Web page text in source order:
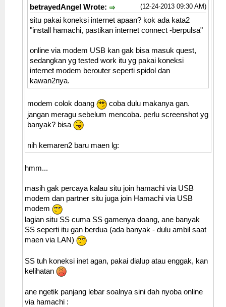
(12-24-2013 09:30 AM)
betrayedAngel Wrote:
situ pakai koneksi internet apaan? kok ada kata2
"install hamachi, pastikan internet connect -berpulsa"
online via modem USB kan gak bisa masuk quest,
sedangkan yg tested work itu yg pakai koneksi
internet modem berouter seperti spidol dan
kawan2nya.
modem colok doang
coba dulu makanya gan.
jangan meragu sebelum mencoba. perlu screenshot yg
banyak? bisa
nih kemaren2 baru maen lg:
hmm...
masih gak percaya kalau situ join hamachi via USB
modem dan partner situ juga join Hamachi via USB
modem
lagian situ SS cuma SS gamenya doang, ane banyak
SS seperti itu gan berdua (ada banyak - dulu ambil saat
maen via LAN)
SS tuh koneksi inet agan, pakai dialup atau enggak, kan
kelihatan
ane ngetik panjang lebar soalnya sini dah nyoba online
via hamachi :